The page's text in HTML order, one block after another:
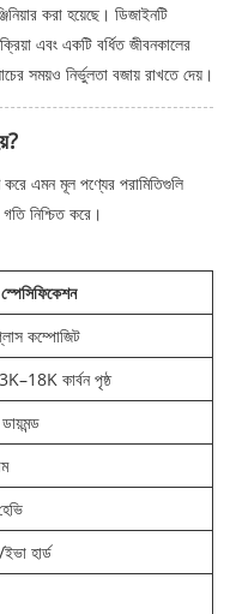
করা হয়েছে। ডিজাইনটি
এবং একটি বর্ধিত জীবনকালের
সময়ও নির্ভুলতা বজায় রাখতে দেয়।
করে এমন মূল পণ্যের পরামিতিগুলি
নিশ্চিত করে।
স্পেসিফিকেশন
কম্পোজিট
কার্বন পৃষ্ঠ
হার্ড